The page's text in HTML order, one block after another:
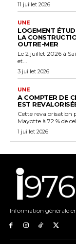
11 juillet 2026
UNE
LOGEMENT
LA
OUTRE-MER
Le 2 juillet 2026 à
et...
3 juillet 2026
UNE
A COMPTER DE
EST
Cette revalorisation
Mayotte à 72 % de
1 juillet 2026
Information générale